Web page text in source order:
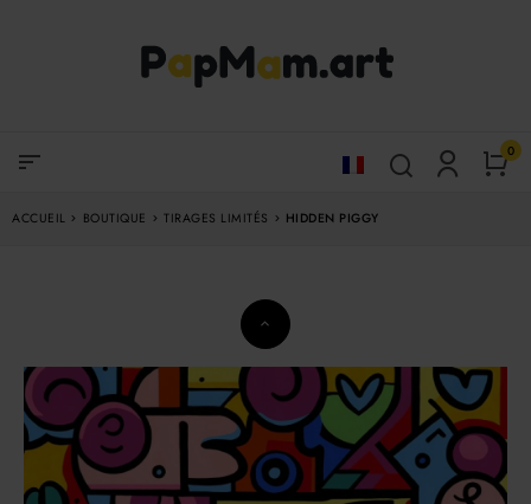
sort 0
ACCUEIL BOUTIQUE TIRAGES LIMITÉS HIDDEN PIGGY